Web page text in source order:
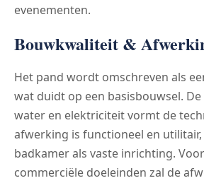
evenementen.
Bouwkwaliteit &
Het pand wordt omschreven als
wat duidt op een basisbouwsel.
water en elektriciteit vormt de
afwerking is functioneel en utilitair,
badkamer als vaste inrichting.
commerciële doeleinden zal de